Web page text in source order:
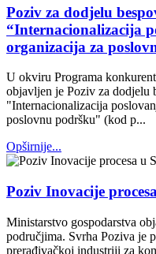
Poziv za dodjelu
“Internacionalizacija
organizacija za
U okviru Programa
objavljen je Poziv za dodjelu
"Internacionalizacija
poslovnu podršku" (kod p...
Opširnije...
Poziv Inovacije
Ministarstvo gospodarstva
područjima. Svrha Poziva je
prerađivačkoj industriji za